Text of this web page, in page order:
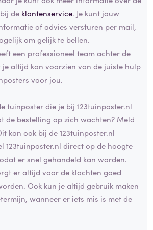
de klantenservice. Je kunt jouw
of advies versturen per mail,
om gelijk te bellen.
een professioneel team achter de
altijd kan voorzien van de juiste hulp
voor jou.
tuinposter die je bij 123tuinposter.nl
de bestelling op zich wachten? Meld
kan ook bij de 123tuinposter.nl
123tuinposter.nl direct op de hoogte
er snel gehandeld kan worden.
er altijd voor de klachten goed
Ook kun je altijd gebruik maken
wanneer er iets mis is met de